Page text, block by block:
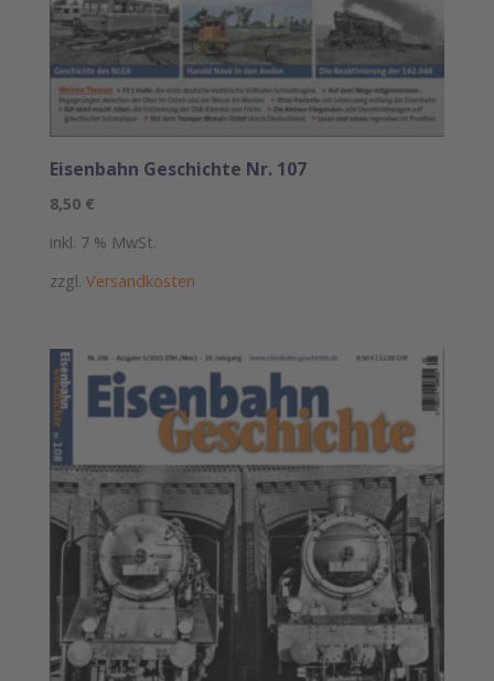
Eisenbahn Geschichte Nr. 107
8,50 €
inkl. 7 % MwSt.
zzgl. Versandkosten